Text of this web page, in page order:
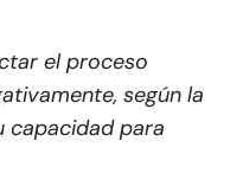
el proceso
según la
capacidad para